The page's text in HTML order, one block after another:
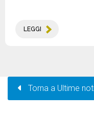
LEGGI
Torna a Ultime